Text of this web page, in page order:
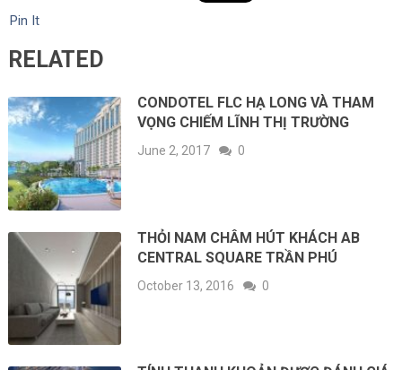
Pin It
RELATED
CONDOTEL FLC HẠ LONG VÀ THAM
VỌNG CHIẾM LĨNH THỊ TRƯỜNG
June 2, 2017 0
THỎI NAM CHÂM HÚT KHÁCH AB
CENTRAL SQUARE TRẦN PHÚ
October 13, 2016 0